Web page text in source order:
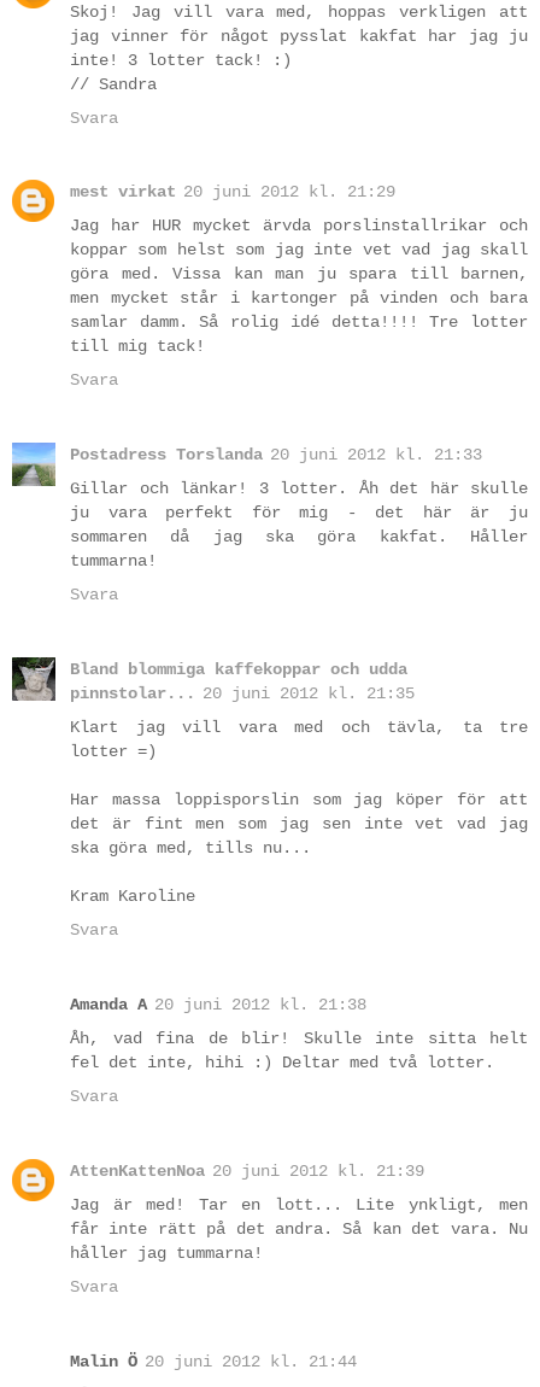
Skoj! Jag vill vara med, hoppas verkligen att
jag vinner för något pysslat kakfat har jag ju
inte! 3 lotter tack! :)
// Sandra
Svara
mest virkat 20 juni 2012 kl. 21:29
Jag har HUR mycket ärvda porslinstallrikar och
koppar som helst som jag inte vet vad jag skall
göra med. Vissa kan man ju spara till barnen,
men mycket står i kartonger på vinden och bara
samlar damm. Så rolig idé detta!!!! Tre lotter
till mig tack!
Svara
Postadress Torslanda 20 juni 2012 kl. 21:33
Gillar och länkar! 3 lotter. Åh det här skulle
ju vara perfekt för mig - det här är ju
sommaren då jag ska göra kakfat. Håller
tummarna!
Svara
Bland blommiga kaffekoppar och udda
pinnstolar...
20 juni 2012 kl. 21:35
Klart jag vill vara med och tävla, ta tre
lotter =)
Har massa loppisporslin som jag köper för att
det är fint men som jag sen inte vet vad jag
ska göra med, tills nu...
Kram Karoline
Svara
Amanda A 20 juni 2012 kl. 21:38
Åh, vad fina de blir! Skulle inte sitta helt
fel det inte, hihi :) Deltar med två lotter.
Svara
AttenKattenNoa 20 juni 2012 kl. 21:39
Jag är med! Tar en lott... Lite ynkligt, men
får inte rätt på det andra. Så kan det vara. Nu
håller jag tummarna!
Svara
Malin Ö 20 juni 2012 kl. 21:44